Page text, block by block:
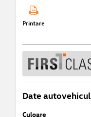
Printare
Date autovehicul
Culoare